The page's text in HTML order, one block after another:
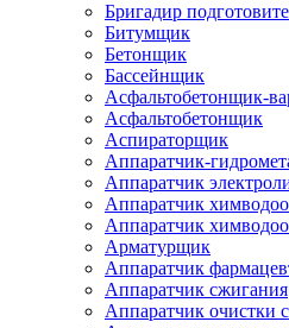
Бригадир
Битумщик
Бетонщик
Бассейнщик
Асфальтобетонщик-
Асфальтобетонщик
Аспираторщик
Аппаратчик-
Аппаратчик
Аппаратчик
Аппаратчик
Арматурщик
Аппаратчик
Аппаратчик сжигания
Аппаратчик очистки